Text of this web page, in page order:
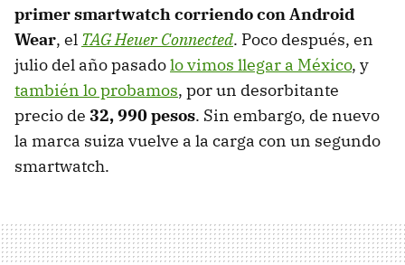
primer smartwatch corriendo con Android
Wear, el TAG Heuer Connected. Poco después, en
julio del año pasadolo vimos llegar a México, y
también lo probamos, por un desorbitante
precio de 32, 990 pesos. Sin embargo, de nuevo
la marca suiza vuelve a la carga con un segundo
smartwatch.